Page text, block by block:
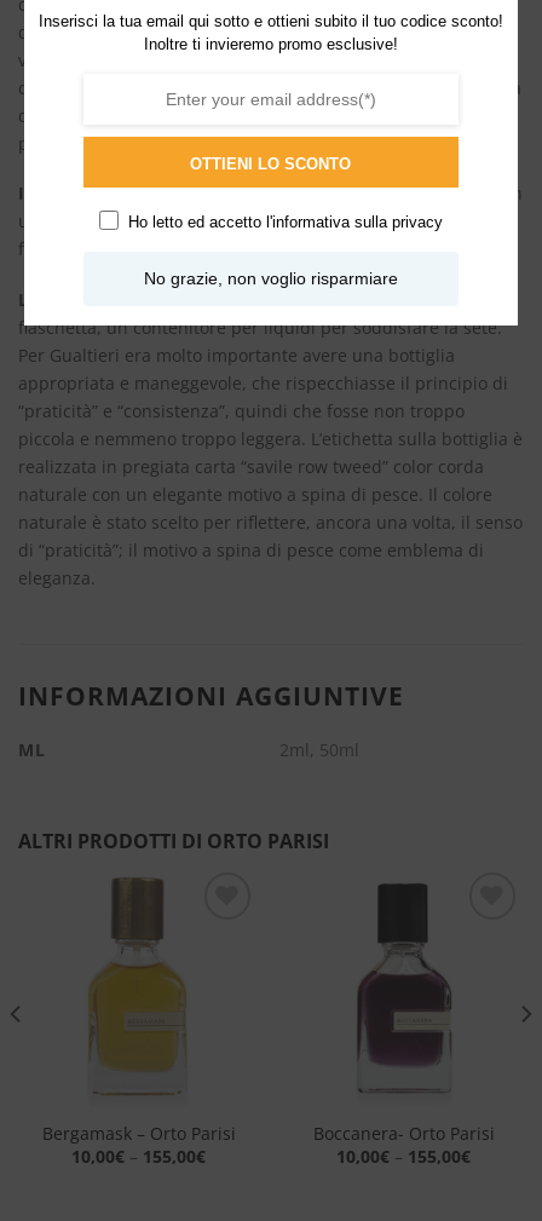
dell’Io. Terroni è rosso come i fiumi di lava che scorrono nelle
viscere della terra, trascinando con sè i tesori più intimi della
cultura dell’uomo: caldo, intenso e vivo, questo profumo parla
di legami e di storia, di passione e di verità, di cultura e
profonda affezione.
Il tappo è realizzato in metallo pesante levigato, adornato con
un intarsio di pietra lavica, a rappresentare il principio della
formazione della Terra.
La bottiglia
fiaschetta, un contenitore per liquidi per soddisfare la sete.
Per Gualtieri era molto importante avere una bottiglia
appropriata e maneggevole, che rispecchiasse il principio di
“praticità” e “consistenza”, quindi che fosse non troppo
piccola e nemmeno troppo leggera. L’etichetta sulla bottiglia è
realizzata in pregiata carta “savile row tweed” color corda
naturale con un elegante motivo a spina di pesce. Il colore
naturale è stato scelto per riflettere, ancora una volta, il senso
di “praticità”; il motivo a spina di pesce come emblema di
eleganza.
INFORMAZIONI AGGIUNTIVE
ML 2ml, 50ml
ALTRI PRODOTTI DI ORTO PARISI
desideri
Bergamask – Orto Parisi
10,00€ – 155,00€
desideri
Boccanera- Orto Parisi
10,00€ – 155,00€
Inserisci la tua email qui sotto e ottieni subito il tuo codice sconto!
Inoltre ti invieremo promo esclusive!
OTTIENI LO SCONTO
Ho letto ed accetto l'informativa sulla privacy
No grazie, non voglio risparmiare